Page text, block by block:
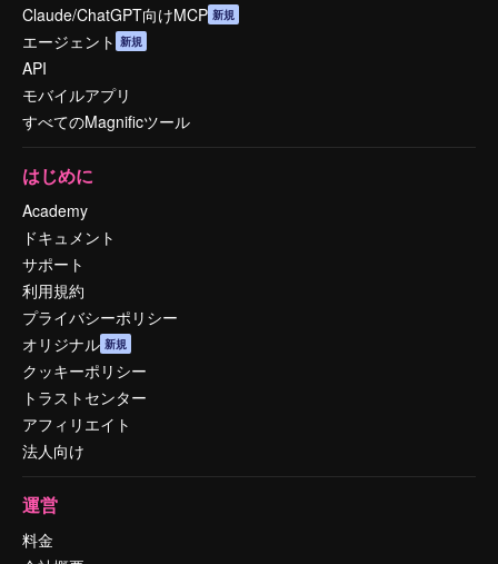
Claude/ChatGPT向けMCP 新規
エージェント 新規
API
モバイルアプリ
すべてのMagnificツール
はじめに
Academy
ドキュメント
サポート
利用規約
プライバシーポリシー
オリジナル 新規
クッキーポリシー
トラストセンター
アフィリエイト
法人向け
運営
料金